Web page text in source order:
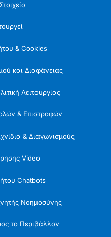
& Cookies
και Διαφάνειας
Λειτουργίας
& Επιστροφών
& Διαγωνισμούς
Video
Chatbots
Νοημοσύνης
το Περιβάλλον